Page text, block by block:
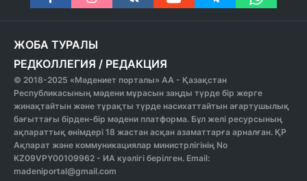
ЖОБА ТУРАЛЫ
РЕДКОЛЛЕГИЯ / РЕДАКЦИЯ
© 2018-2025 «Мәдениет порталы» АА - Қазақстан
Республикасының мәдени мұрасын заңды түрде бір жерге
жинақтайтын және тұрақты түрде насихаттайтын ағартушылық
бағыттағы бірден-бір мәдени платформа. Бұл желі ресурсының
ақпараттық өнімдері 18 жастан асқан азаматтарға арналған. ҚР
Ақпарат және коммуникациялар министрлігінің No
KZ09VPY00109962 - ИА куәлігі берілген. Email:
madeniportal@gmail.com